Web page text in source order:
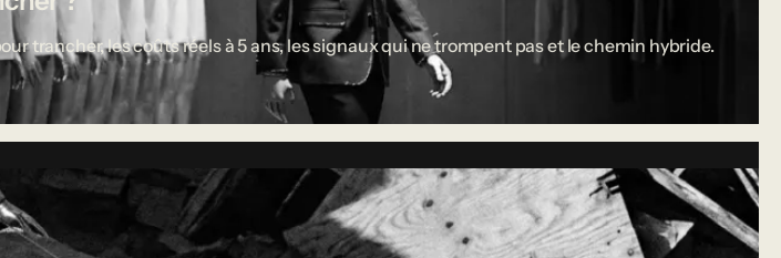
trancher, les coûts réels à 5 ans, les signaux qui ne trompent pas et le chemin hybride.